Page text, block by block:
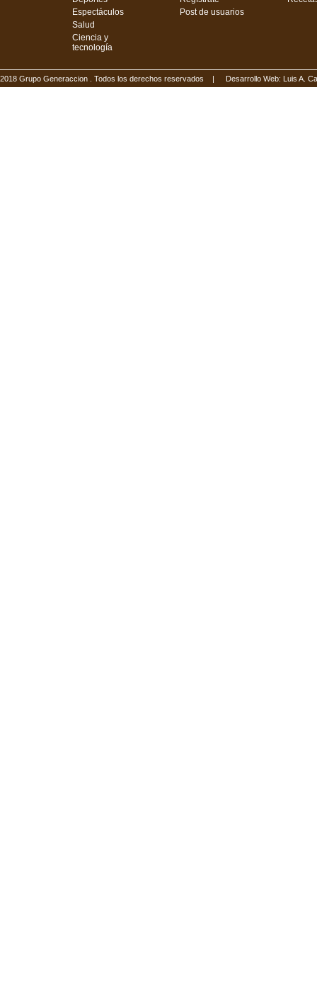
Espectáculos
Salud
Ciencia y
tecnología
Post de usuarios
2018 Grupo Generaccion . Todos los derechos reservados | Desarrollo Web: Luis